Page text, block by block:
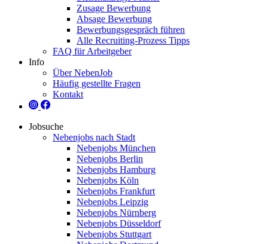
Zusage Bewerbung
Absage Bewerbung
Bewerbungsgespräch führen
Alle Recruiting-Prozess Tipps
FAQ für Arbeitgeber
Info
Über NebenJob
Häufig gestellte Fragen
Kontakt
Jobsuche
Nebenjobs nach Stadt
Nebenjobs München
Nebenjobs Berlin
Nebenjobs Hamburg
Nebenjobs Köln
Nebenjobs Frankfurt
Nebenjobs Leipzig
Nebenjobs Nürnberg
Nebenjobs Düsseldorf
Nebenjobs Stuttgart